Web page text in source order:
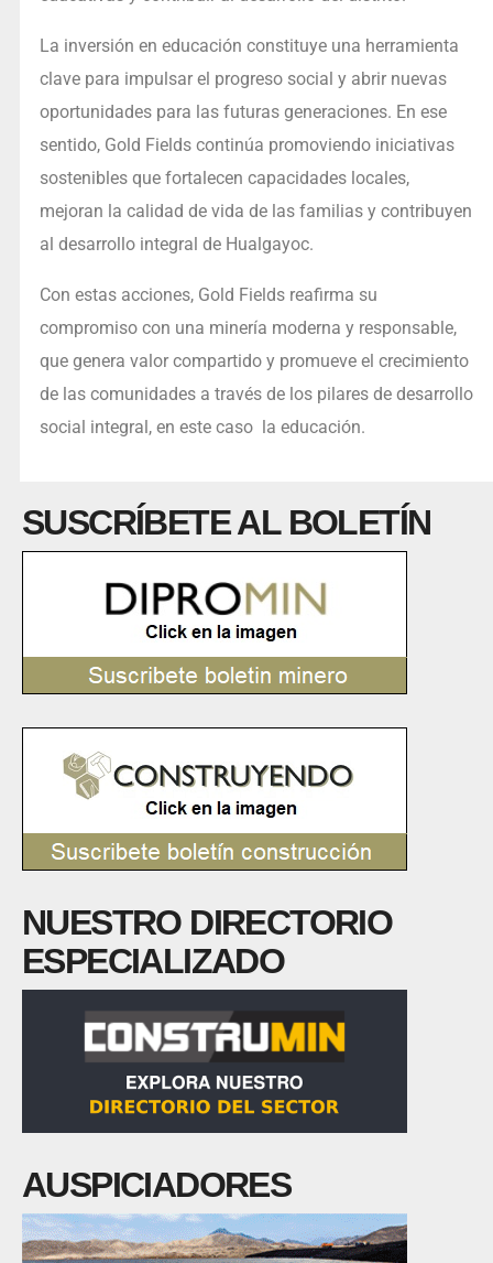
La inversión en educación constituye una herramienta
clave para impulsar el progreso social y abrir nuevas
oportunidades para las futuras generaciones. En ese
sentido, Gold Fields continúa promoviendo iniciativas
sostenibles que fortalecen capacidades locales,
mejoran la calidad de vida de las familias y contribuyen
al desarrollo integral de Hualgayoc.
Con estas acciones, Gold Fields reafirma su
compromiso con una minería moderna y responsable,
que genera valor compartido y promueve el crecimiento
de las comunidades a través de los pilares de desarrollo
social integral, en este caso la educación.
SUSCRÍBETE AL BOLETÍN
NUESTRO DIRECTORIO
ESPECIALIZADO
AUSPICIADORES